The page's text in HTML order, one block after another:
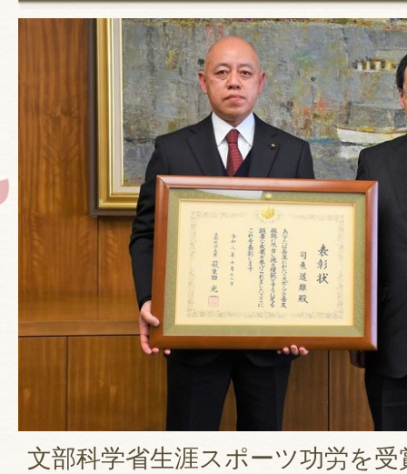
文部科学省生涯スポーツ功労を